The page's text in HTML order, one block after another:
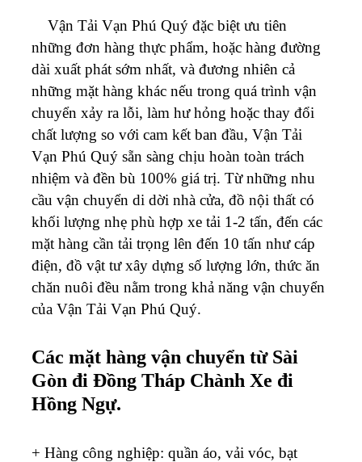
Vận Tải Vạn Phú Quý đặc biệt ưu tiên
những đơn hàng thực phẩm, hoặc hàng đường
dài xuất phát sớm nhất, và đương nhiên cả
những mặt hàng khác nếu trong quá trình vận
chuyển xảy ra lỗi, làm hư hỏng hoặc thay đổi
chất lượng so với cam kết ban đầu, Vận Tải
Vạn Phú Quý sẵn sàng chịu hoàn toàn trách
nhiệm và đền bù 100% giá trị. Từ những nhu
cầu vận chuyển di dời nhà cửa, đồ nội thất có
khối lượng nhẹ phù hợp xe tải 1-2 tấn, đến các
mặt hàng cần tải trọng lên đến 10 tấn như cáp
điện, đồ vật tư xây dựng số lượng lớn, thức ăn
chăn nuôi đều nằm trong khả năng vận chuyển
của Vận Tải Vạn Phú Quý.
Các mặt hàng vận chuyển từ Sài
Gòn đi Đồng Tháp Chành Xe đi
Hồng Ngự.
+ Hàng công nghiệp: quần áo, vải vóc, bạt